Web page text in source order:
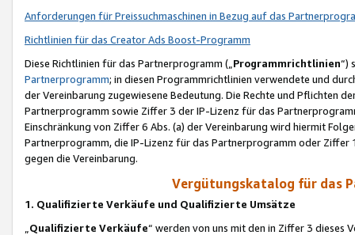
Anforderungen für Preissuchmaschinen in Bezug auf das
Richtlinien für das Creator Ads Boost-Programm
Diese Richtlinien für das Partnerprogramm („Programmrichtlinien“)
Partnerprogramm; in diesen Programmrichtlinien verwendete und
der Vereinbarung zugewiesene Bedeutung. Die Rechte und Pflichten
Partnerprogramm sowie Ziffer 3 der IP-Lizenz für das
Einschränkung von Ziffer 6 Abs. (a) der Vereinbarung wird hiermit
Partnerprogramm, die IP-Lizenz für das Partnerprogramm oder
gegen die Vereinbarung.
Vergütungskatalog für das
1. Qualifizierte Verkäufe und Qualifizierte Umsätze
Qualifizierte Verkäufe“ werden von uns mit den in Ziffer 3